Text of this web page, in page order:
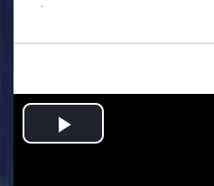
Play